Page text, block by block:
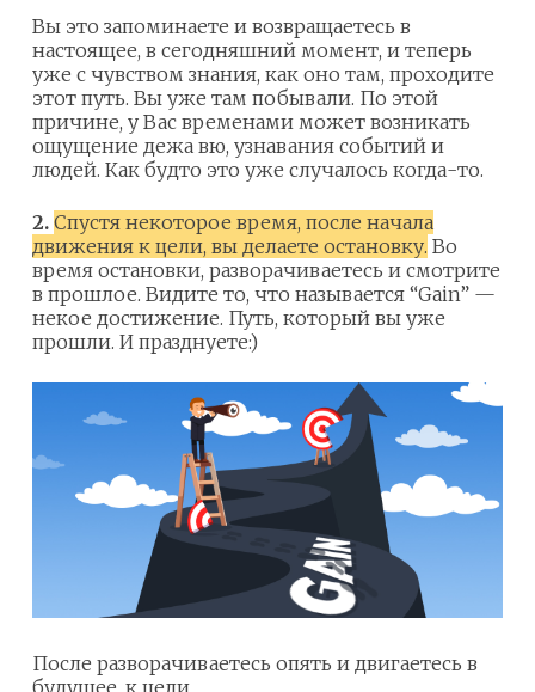
Вы это запоминаете и возвращаетесь в
настоящее, в сегодняшний момент, и теперь
уже с чувством знания, как оно там, проходите
этот путь. Вы уже там побывали. По этой
причине, у Вас временами может возникать
ощущение дежа вю, узнавания событий и
людей. Как будто это уже случалось когда-то.
2. Спустя некоторое время, после начала
движения к цели, вы делаете остановку. Во
время остановки, разворачиваетесь и смотрите
в прошлое. Видите то, что называется “Gain” —
некое достижение. Путь, который вы уже
прошли. И празднуете:)
После разворачиваетесь опять и двигаетесь в